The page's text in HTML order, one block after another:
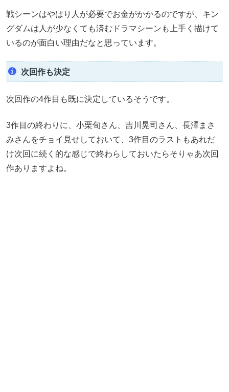
戦シーンはやはり人が必要でお金がかかるのですが、キン
グダムは人が少なくても済むドラマシーンも上手く描けて
いるのが面白い理由だなと思っています。
次回作も決定
次回作の4作目も既に決定しているそうです。
3作目の終わりに、小栗旬さん、吉川晃司さん、長澤まさ
みさんをチョイ見せしておいて、3作目のラストもあれだ
け次回に続く的な感じで終わらしておいたらそりゃあ次回
作ありますよね。